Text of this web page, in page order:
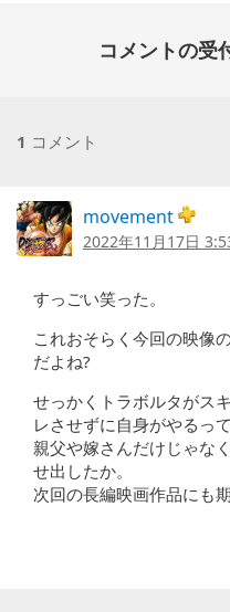
コメントの受
1 コメント
movement
2022年11月17日
すっごい笑った。
これおそらく今回の映像
だよね?
せっかくトラボルタがス
レさせずに自身がやるっ
親父や嫁さんだけじゃな
せ出したか。
次回の長編映画作品にも